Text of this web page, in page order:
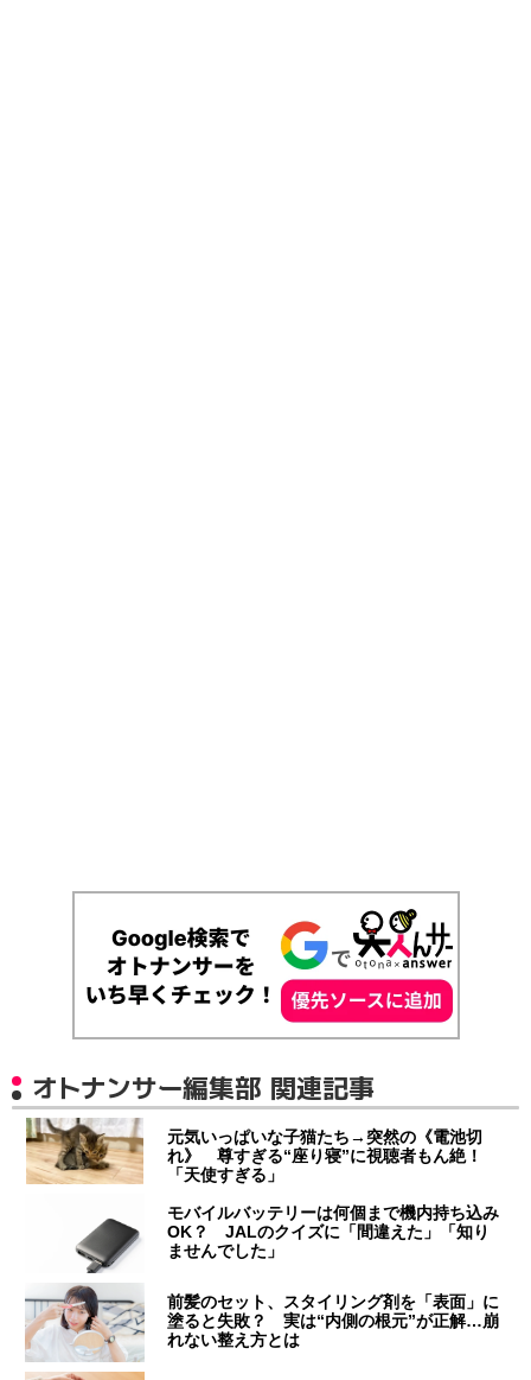
オトナンサー編集部 関連記事
元気いっぱいな子猫たち→突然の《電池切
れ》 尊すぎる“座り寝”に視聴者もん絶！
「天使すぎる」
モバイルバッテリーは何個まで機内持ち込み
OK？ JALのクイズに「間違えた」「知り
ませんでした」
前髪のセット、スタイリング剤を「表面」に
塗ると失敗？ 実は“内側の根元”が正解…崩
れない整え方とは